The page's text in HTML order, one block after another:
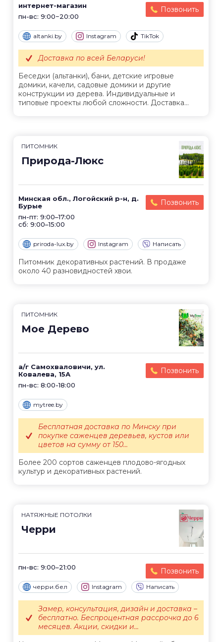
интернет-магазин
пн-вс: 9:00−20:00
Позвонить
altanki.by Instagram TikTok
Беседки (альтанки), бани, детские игровые
домики, качели, садовые домики и другие
конструкции из дерева. Индивидуальные и
типовые проекты любой сложности. Доставка...
Доставка по всей Беларуси!
ПИТОМНИК
Природа-Люкс
Минская обл., Логойский р-н, д.
Бурые
пн-пт: 9:00–17:00
сб: 9:00–15:00
Позвонить
priroda-lux.by Instagram Написать
Питомник декоративных растений. В продаже
около 40 разновидностей хвои.
ПИТОМНИК
Мое Дерево
а/г Самохваловичи, ул.
Ковалева, 15А
пн-вс: 8:00-18:00
Позвонить
mytree.by
Более 200 сортов саженцев плодово-ягодных
культур и декоративных растений.
Бесплатная доставка по Минску при
покупке саженцев деревьев, кустов или
цветов на сумму от 150...
НАТЯЖНЫЕ ПОТОЛКИ
Черри
пн-вс: 9:00–21:00 Позвонить
черри.бел Instagram Написать
Замер, консультация, дизайн и доставка –
бесплатно. Беспроцентная рассрочка до 6
месяцев. Акции, скидки и...